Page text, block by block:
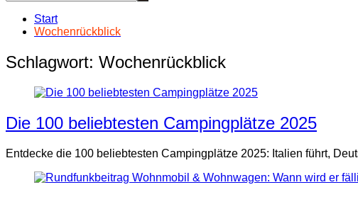
Start
Wochenrückblick
Schlagwort: Wochenrückblick
Die 100 beliebtesten Campingplätze 2025
Entdecke die 100 beliebtesten Campingplätze 2025: Italien führt,